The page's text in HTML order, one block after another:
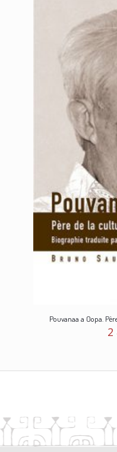
Pouvanaa a Oopa.
2